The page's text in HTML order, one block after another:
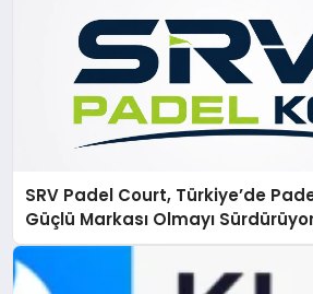
SRV Padel Court, Türkiye’de
Güçlü Markası Olmayı